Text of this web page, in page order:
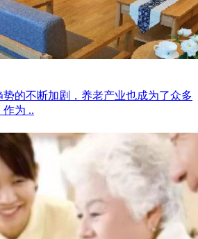
的不断加剧，养老产业也成为了众多
为 ..